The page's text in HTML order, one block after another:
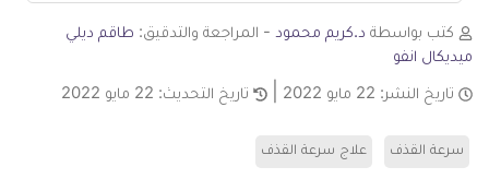
كتب بواسطة د.كريم محمود - المراجعة والتدقيق: طاقم ديلي
ميديكال انفو
تاريخ النشر: 22 مايو 2022 تاريخ التحديث: 22 مايو 2022
سرعة القذف علاج سرعة القذف